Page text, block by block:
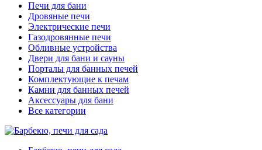
Печи для бани
Дровяные печи
Электрические печи
Газодровянные печи
Обливные устройства
Двери для бани и сауны
Порталы для банных печей
Комплектующие к печам
Камни для банных печей
Аксессуары для бани
Все категории